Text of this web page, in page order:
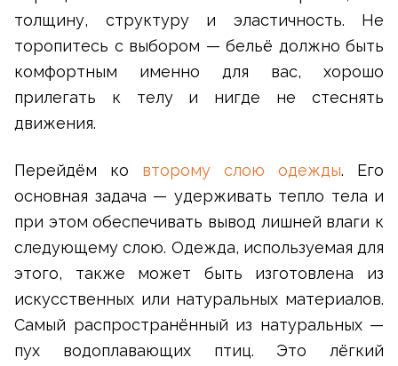
толщину, структуру и эластичность. Не
торопитесь с выбором — бельё должно быть
комфортным именно для вас, хорошо
прилегать к телу и нигде не стеснять
движения.
Перейдём ко второму слою одежды. Его
основная задача — удерживать тепло тела и
при этом обеспечивать вывод лишней влаги к
следующему слою. Одежда, используемая для
этого, также может быть изготовлена из
искусственных или натуральных материалов.
Самый распространённый из натуральных —
пух водоплавающих птиц. Это лёгкий